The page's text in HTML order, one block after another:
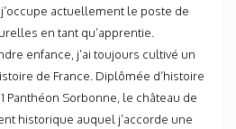
actuellement le poste de
en tant qu’apprentie.
enfance, j’ai toujours cultivé un
de France. Diplômée d’histoire
Panthéon Sorbonne, le château de
historique auquel j’accorde une